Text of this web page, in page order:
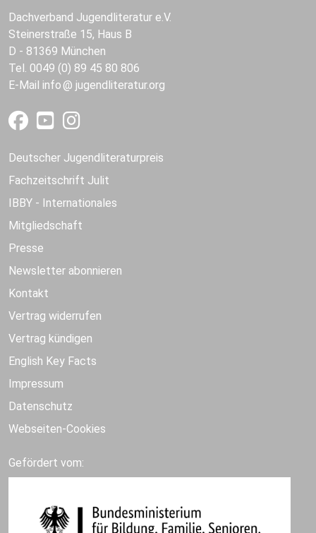
Dachverband Jugendliteratur e.V.
Steinerstraße 15, Haus B
D - 81369 München
Tel. 0049 (0) 89 45 80 806
E-Mail info jugendliteratur.org
Deutscher Jugendliteraturpreis
Fachzeitschrift Julit
IBBY - Internationales
Mitgliedschaft
Presse
Newsletter abonnieren
Kontakt
Vertrag widerrufen
Vertrag kündigen
English Key Facts
Impressum
Datenschutz
Webseiten-Cookies
Gefördert vom: